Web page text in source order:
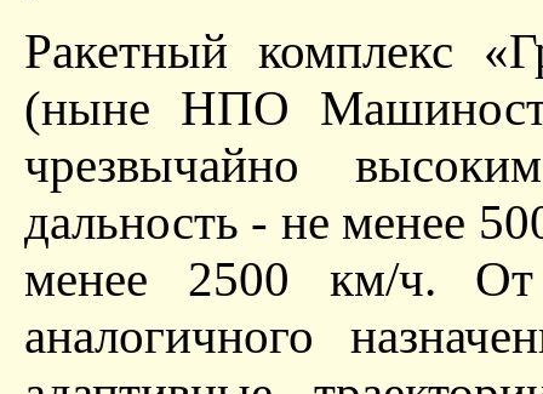
Ракетный комплекс
(ныне НПО
чрезвычайно
дальность - не менее
менее 2500 км/ч. От
аналогичного